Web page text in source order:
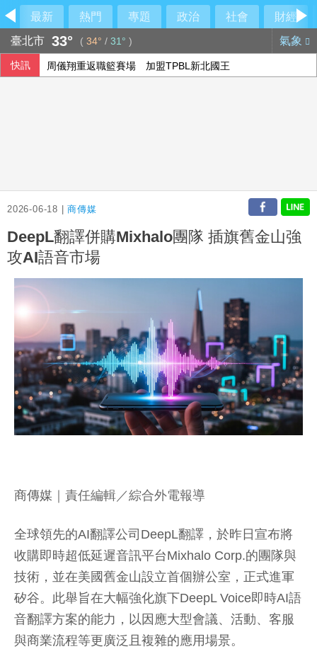
最新 熱門 專題 政治 社會
財經
臺北市 33° ( 34° / 31° ) 氣象
快訊 周儀翔重返職籃賽場 加盟TPBL新北國王
2026-06-18 |商傳媒
DeepL翻譯併購Mixhalo團隊 插旗舊金山強
攻AI語音市場
商傳媒 ｜責任編輯／綜合外電報導
全球領先的AI翻譯公司DeepL翻譯，於昨日宣布將
收購即時超低延遲音訊平台Mixhalo Corp.的團隊與
技術，並在美國舊金山設立首個辦公室，正式進軍
矽谷。此舉旨在大幅強化旗下DeepL Voice即時AI語
音翻譯方案的能力，以因應大型會議、活動、客服
與商業流程等更廣泛且複雜的應用場景。